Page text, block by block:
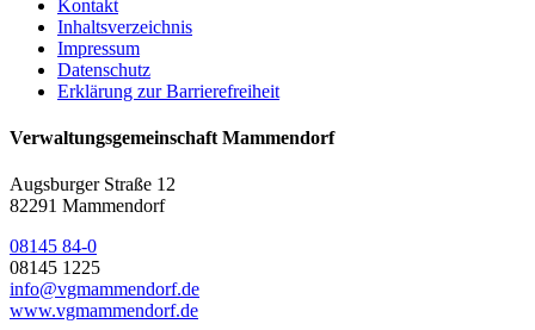
Kontakt
Inhaltsverzeichnis
Impressum
Datenschutz
Erklärung zur Barrierefreiheit
Verwaltungsgemeinschaft Mammendorf
Augsburger Straße 12
82291 Mammendorf
08145 84-0
08145 1225
info@vgmammendorf.de
www.vgmammendorf.de